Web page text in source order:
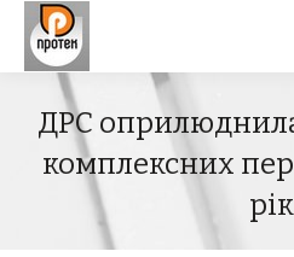
ДРС
комплексних
рік